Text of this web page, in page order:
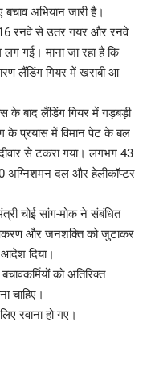
बचाव अभियान जारी है।
रनवे से उतर गयर और रनवे
गई। माना जा रहा है कि
लैंडिंग गियर में खराबी आ
के बाद लैंडिंग गियर में गड़बड़ी
के प्रयास में विमान पेट के बल
से टकरा गया। लगभग 43
अग्निशमन दल और हेलीकॉप्टर
चोई सांग-मोक ने संबंधित
और जनशक्ति को जुटाकर
दिया।
को अतिरिक्त
चाहिए।
रवाना हो गए।